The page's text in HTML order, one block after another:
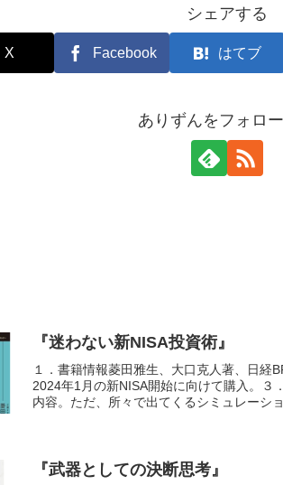
シェアする
X Facebook はてブ
ありずんをフォロ
『迷わない新NISA投資術』
１．書籍情報菱田雅生、大口克人著、日経
2024年1月の新NISA開始に向けて購入。３
内容。ただ、所々で出てくるシミュレーシ
『武器としての決断思考』